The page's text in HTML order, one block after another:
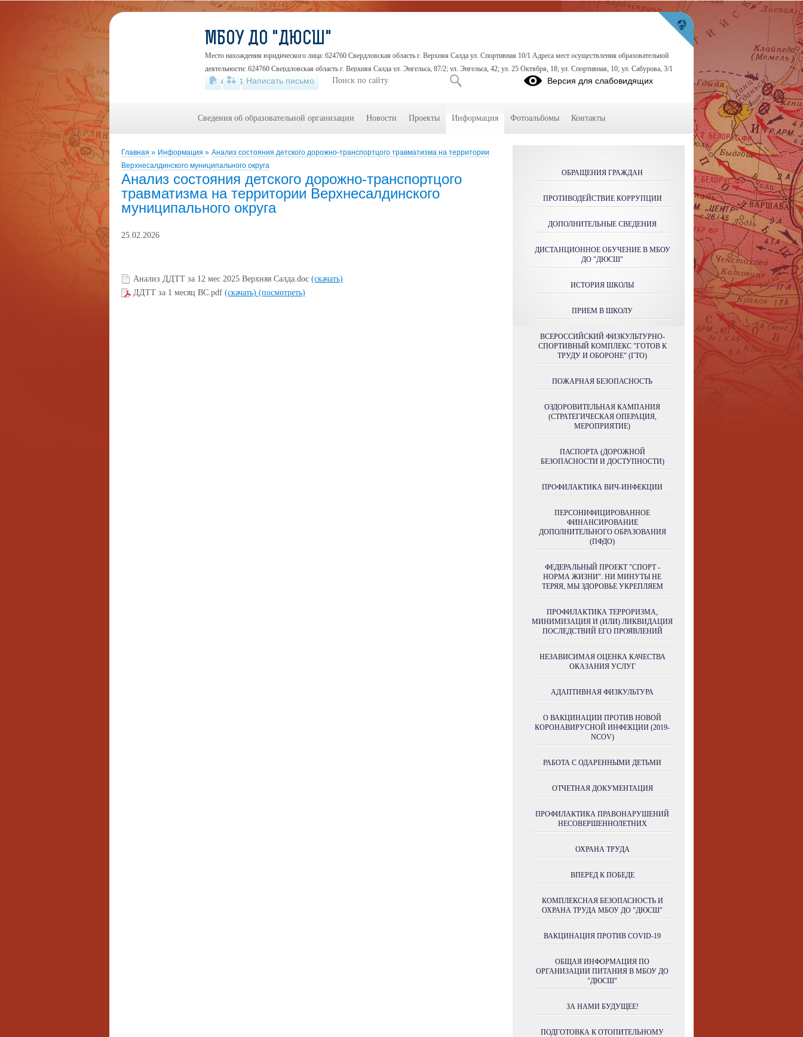
Главная » Информация » Анализ состояния детского дорожно-транспортцого травматизма на территории
Верхнесалдинского муниципального округа
Анализ состояния детского дорожно-транспортцого
травматизма на территории Верхнесалдинского
муниципального округа
25.02.2026
Анализ ДДТТ за 12 мес 2025 Верхняя Салда.doc (скачать)
ДДТТ за 1 месяц ВС.pdf (скачать) (посмотреть)
ОБРАЩЕНИЯ ГРАЖДАН
ПРОТИВОДЕЙСТВИЕ КОРРУПЦИИ
ДОПОЛНИТЕЛЬНЫЕ СВЕДЕНИЯ
ДИСТАНЦИОННОЕ ОБУЧЕНИЕ В МБОУ
ДО "ДЮСШ"
ИСТОРИЯ ШКОЛЫ
ПРИЕМ В ШКОЛУ
ВСЕРОССИЙСКИЙ ФИЗКУЛЬТУРНО-
СПОРТИВНЫЙ КОМПЛЕКС "ГОТОВ К
ТРУДУ И ОБОРОНЕ" (ГТО)
ПОЖАРНАЯ БЕЗОПАСНОСТЬ
ОЗДОРОВИТЕЛЬНАЯ КАМПАНИЯ
(СТРАТЕГИЧЕСКАЯ ОПЕРАЦИЯ,
МЕРОПРИЯТИЕ)
ПАСПОРТА (ДОРОЖНОЙ
БЕЗОПАСНОСТИ И ДОСТУПНОСТИ)
ПРОФИЛАКТИКА ВИЧ-ИНФЕКЦИИ
ПЕРСОНИФИЦИРОВАННОЕ
ФИНАНСИРОВАНИЕ
ДОПОЛНИТЕЛЬНОГО ОБРАЗОВАНИЯ
(ПФДО)
ФЕДЕРАЛЬНЫЙ ПРОЕКТ "СПОРТ -
НОРМА ЖИЗНИ". НИ МИНУТЫ НЕ
ТЕРЯЯ, МЫ ЗДОРОВЬЕ УКРЕПЛЯЕМ
ПРОФИЛАКТИКА ТЕРРОРИЗМА,
МИНИМИЗАЦИЯ И (ИЛИ) ЛИКВИДАЦИЯ
ПОСЛЕДСТВИЙ ЕГО ПРОЯВЛЕНИЙ
НЕЗАВИСИМАЯ ОЦЕНКА КАЧЕСТВА
ОКАЗАНИЯ УСЛУГ
АДАПТИВНАЯ ФИЗКУЛЬТУРА
О ВАКЦИНАЦИИ ПРОТИВ НОВОЙ
КОРОНАВИРУСНОЙ ИНФЕКЦИИ (2019-
NCOV)
РАБОТА С ОДАРЕННЫМИ ДЕТЬМИ
ОТЧЕТНАЯ ДОКУМЕНТАЦИЯ
ПРОФИЛАКТИКА ПРАВОНАРУШЕНИЙ
НЕСОВЕРШЕННОЛЕТНИХ
ОХРАНА ТРУДА
ВПЕРЕД К ПОБЕДЕ
КОМПЛЕКСНАЯ БЕЗОПАСНОСТЬ И
ОХРАНА ТРУДА МБОУ ДО "ДЮСШ"
ВАКЦИНАЦИЯ ПРОТИВ COVID-19
ОБЩАЯ ИНФОРМАЦИЯ ПО
ОРГАНИЗАЦИИ ПИТАНИЯ В МБОУ ДО
"ДЮСШ"
ЗА НАМИ БУДУЩЕЕ!
ПОДГОТОВКА К ОТОПИТЕЛЬНОМУ
МБОУ ДО "ДЮСШ"
Место нахождения юридического лица: 624760 Свердловская область г. Верхняя Салда ул. Спортивная 10/1 Адреса мест осуществления образовательной
деятельности: 624760 Свердловская область г. Верхняя Салда ул. Энгельса, 87/2; ул. Энгельса, 42; ул. 25 Октября, 18; ул. Спортивная, 10; ул. Сабурова, 3/1
+7 (34345) 5-46-48Написать письмо Версия для слабовидящих
Сведения об образовательной организации Новости Проекты Информация Фотоальбомы Контакты